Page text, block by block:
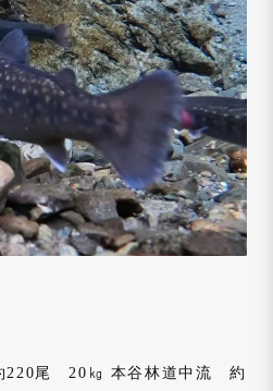
220尾 20㎏ 本谷林道中流 約